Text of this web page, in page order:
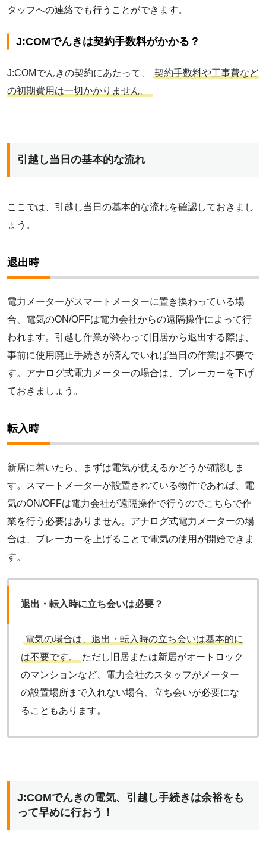
タッフへの連絡でも行うことができます。
J:COMでんきは契約手数料がかかる？
J:COMでんきの契約にあたって、
契約手数料や工事費など
の初期費用は一切かかりません。
引越し当日の基本的な流れ
ここでは、引越し当日の基本的な流れを確認しておきまし
ょう。
退出時
電力メーターがスマートメーターに置き換わっている場
合、電気のON/OFFは電力会社からの遠隔操作によって行
われます。引越し作業が終わって旧居から退出する際は、
事前に使用廃止手続きが済んでいれば当日の作業は不要で
す。アナログ式電力メーターの場合は、ブレーカーを下げ
ておきましょう。
転入時
新居に着いたら、まずは電気が使えるかどうか確認しま
す。スマートメーターが設置されている物件であれば、電
気のON/OFFは電力会社が遠隔操作で行うのでこちらで作
業を行う必要はありません。アナログ式電力メーターの場
合は、ブレーカーを上げることで電気の使用が開始できま
す。
退出・転入時に立ち会いは必要？
電気の場合は、退出・転入時の立ち会いは基本的に
は不要です。
ただし旧居または新居がオートロック
のマンションなど、電力会社のスタッフがメーター
の設置場所まで入れない場合、立ち会いが必要にな
ることもあります。
J:COMでんきの電気、引越し手続きは余裕をも
って早めに行おう！